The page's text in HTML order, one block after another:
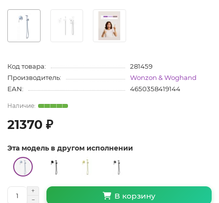
Код товара:
281459
Производитель:
Wonzon & Woghand
EAN:
4650358419144
21370 ₽
Эта модель в другом исполнении
В корзину